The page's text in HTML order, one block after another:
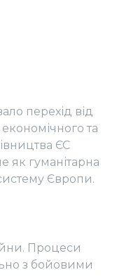
перехід від
та
ЄС
як гуманітарна
Європи.
Процеси
з бойовими